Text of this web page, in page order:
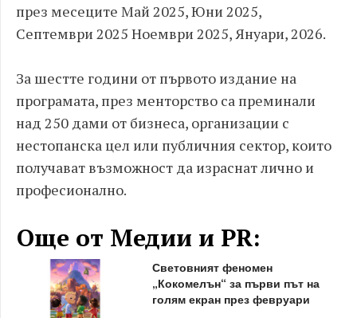
през месеците Май 2025, Юни 2025,
Септември 2025 Ноември 2025, Януари, 2026.
За шестте години от първото издание на
програмата, през менторство са преминали
над 250 дами от бизнеса, организации с
нестопанска цел или публичния сектор, които
получават възможност да израснат лично и
професионално.
Още от Медии и PR:
Световният феномен
„Кокомелън“ за първи път на
голям екран през февруари